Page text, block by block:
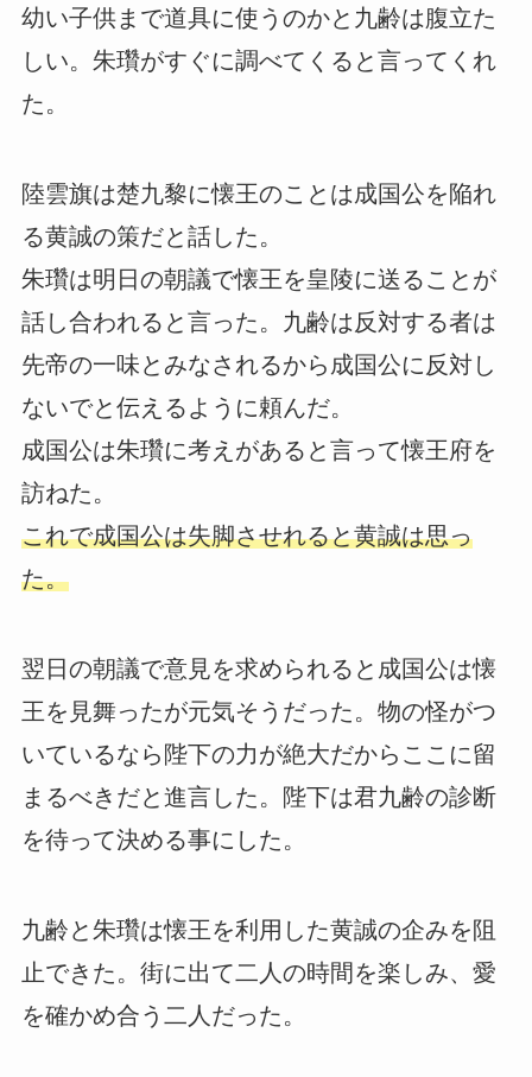
幼い子供まで道具に使うのかと九齢は腹立た
しい。朱瓚がすぐに調べてくると言ってくれ
た。
陸雲旗は楚九黎に懐王のことは成国公を陥れ
る黄誠の策だと話した。
朱瓚は明日の朝議で懐王を皇陵に送ることが
話し合われると言った。九齢は反対する者は
先帝の一味とみなされるから成国公に反対し
ないでと伝えるように頼んだ。
成国公は朱瓚に考えがあると言って懐王府を
訪ねた。
これで成国公は失脚させれると黄誠は思っ
た。
翌日の朝議で意見を求められると成国公は懐
王を見舞ったが元気そうだった。物の怪がつ
いているなら陛下の力が絶大だからここに留
まるべきだと進言した。陛下は君九齢の診断
を待って決める事にした。
九齢と朱瓚は懐王を利用した黄誠の企みを阻
止できた。街に出て二人の時間を楽しみ、愛
を確かめ合う二人だった。